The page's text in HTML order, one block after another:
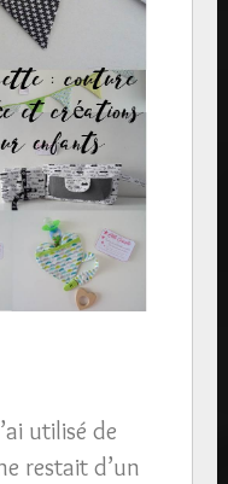
utilisé de
restait d’un